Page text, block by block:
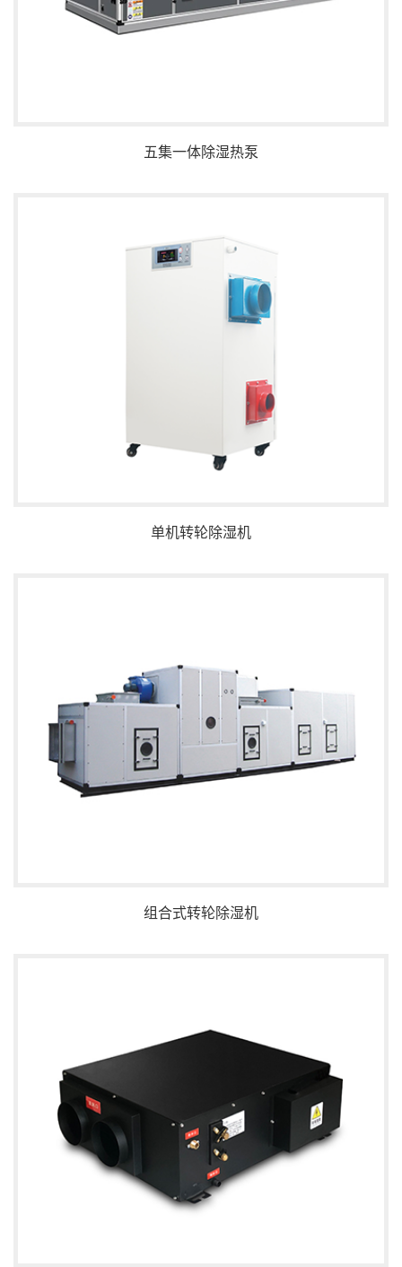
五集一体除湿热泵
单机转轮除湿机
组合式转轮除湿机